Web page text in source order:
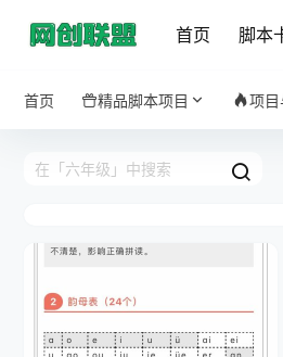
首页 脚本
首页 精品脚本项目 项